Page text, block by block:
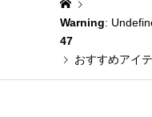
Warning:
47
おすすめアイ